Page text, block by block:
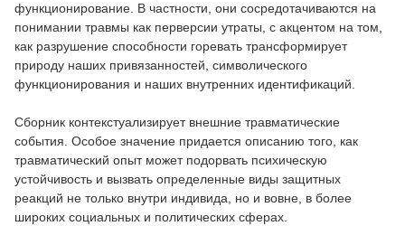
функционирование. В частности, они сосредотачиваются на
понимании травмы как перверсии утраты, с акцентом на том,
как разрушение способности горевать трансформирует
природу наших привязанностей, символического
функционирования и наших внутренних идентификаций.
Сборник контекстуализирует внешние травматические
события. Особое значение придается описанию того, как
травматический опыт может подорвать психическую
устойчивость и вызвать определенные виды защитных
реакций не только внутри индивида, но и вовне, в более
широких социальных и политических сферах.